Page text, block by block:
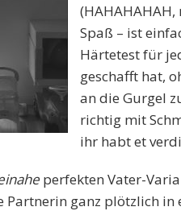
Spaß – ist
Härtetest für
geschafft hat,
an die Gurgel
richtig mit
ihr habt et
perfekten Vater-
ganz plötzlich in